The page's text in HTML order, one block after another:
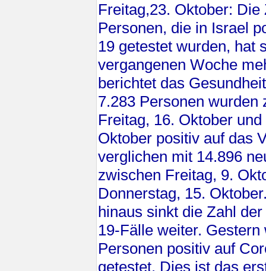
Freitag,23. Oktober: Die
Personen, die in Israel
19 getestet wurden, hat
vergangenen Woche
berichtet das
7.283 Personen wurden
Freitag, 16. Oktober
Oktober positiv auf das
verglichen mit 14.896
zwischen Freitag, 9.
Donnerstag, 15.
hinaus sinkt die Zahl
19-Fälle weiter. Gestern
Personen positiv auf
getestet. Dies ist das